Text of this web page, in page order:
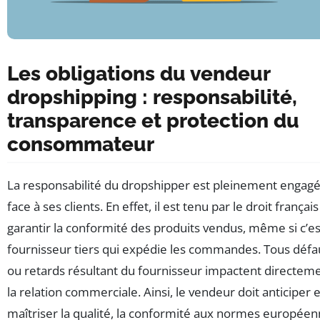
Les obligations du vendeur
dropshipping : responsabilité,
transparence et protection du
consommateur
La responsabilité du dropshipper est pleinement
face à ses clients. En effet, il est tenu par le droit
garantir la conformité des produits vendus, même si
fournisseur tiers qui expédie les commandes. Tous
ou retards résultant du fournisseur impactent
la relation commerciale. Ainsi, le vendeur doit anticiper
maîtriser la qualité, la conformité aux normes